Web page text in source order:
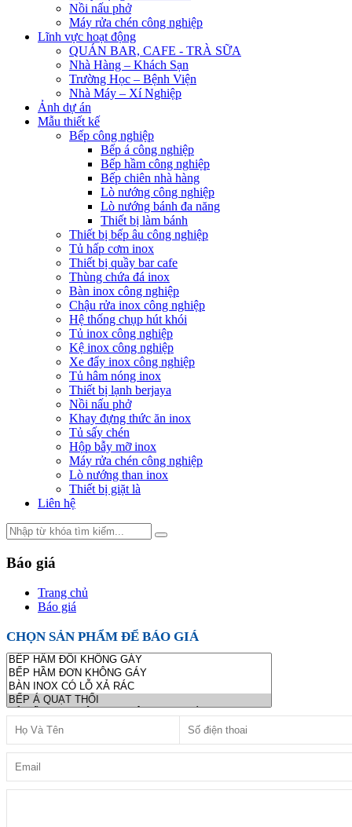
Nồi nấu phở
Máy rửa chén công nghiệp
Lĩnh vực hoạt động
QUÁN BAR, CAFE - TRÀ SỮA
Nhà Hàng – Khách Sạn
Trường Học – Bệnh Viện
Nhà Máy – Xí Nghiệp
Ảnh dự án
Mẫu thiết kế
Bếp công nghiệp
Bếp á công nghiệp
Bếp hầm công nghiệp
Bếp chiên nhà hàng
Lò nướng công nghiệp
Lò nướng bánh đa năng
Thiết bị làm bánh
Thiết bị bếp âu công nghiệp
Tủ hấp cơm inox
Thiết bị quầy bar cafe
Thùng chứa đá inox
Bàn inox công nghiệp
Chậu rửa inox công nghiệp
Hệ thống chụp hút khói
Tủ inox công nghiệp
Kệ inox công nghiệp
Xe đẩy inox công nghiệp
Tủ hâm nóng inox
Thiết bị lạnh berjaya
Nồi nấu phở
Khay đựng thức ăn inox
Tủ sấy chén
Hộp bẫy mỡ inox
Máy rửa chén công nghiệp
Lò nướng than inox
Thiết bị giặt là
Liên hệ
Báo giá
Trang chủ
Báo giá
CHỌN SẢN PHẨM ĐỂ BÁO GIÁ